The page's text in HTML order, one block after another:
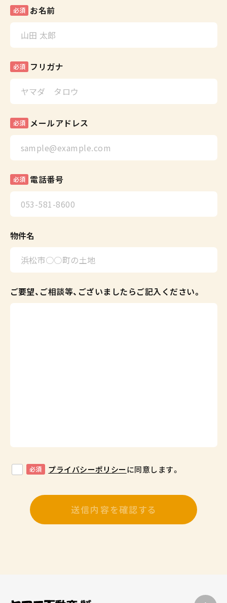
必須 お名前
必須 フリガナ
必須 メールアドレス
必須 電話番号
物件名
ご要望、ご相談等、ございましたらご記入ください。
必須 プライバシーポリシーに同意します。